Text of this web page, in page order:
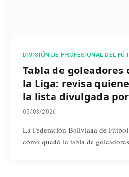
DIVISIÓN DE PROFESIONAL DEL
Tabla de goleadores
la Liga: revisa
la lista divulgada por
05/08/2026
La Federación Boliviana de
cómo quedó la tabla de